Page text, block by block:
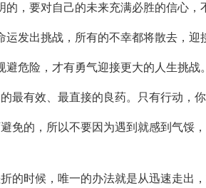
，要对自己的未来充满必胜的信心，
发出挑战，所有的不幸都将散去，迎
危险，才有勇气迎接更大的人生挑战。
最有效、最直接的良药。只有行动，
免的，所以不要因为遇到就感到气馁
的时候，唯一的办法就是从迅速走出，